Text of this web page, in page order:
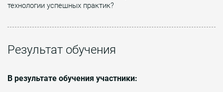
технологии успешных практик?
Результат обучения
В результате обучения участники: